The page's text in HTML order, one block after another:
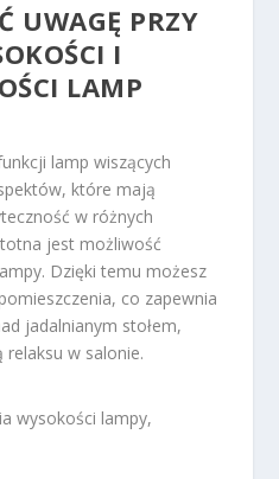
UWAGĘ PRZY
I
LAMP
lamp wiszących
które mają
w różnych
jest możliwość
Dzięki temu możesz
co zapewnia
jadalnianym stołem,
relaksu w salonie.
wysokości lampy,